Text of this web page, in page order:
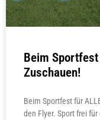
Beim
Zuschauen!
Beim Sportfest für
den Flyer. Sport frei